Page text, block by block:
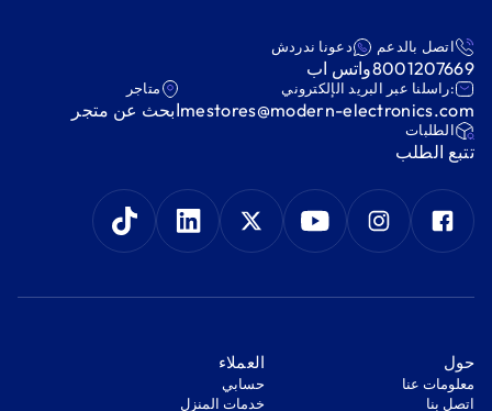
اتصل بالدعم
8001207669
دعونا ندردش
واتس اب
:راسلنا عبر البريد الإلكتروني
mestores@modern-electronics.com
متاجر
ابحث عن متجر
‫الطلبات‬
‫تتبع الطلب‬
‫حول‬
معلومات عنا
اتصل بنا
‫العملاء‬
‫حسابي‬
‫خدمات المنزل‬